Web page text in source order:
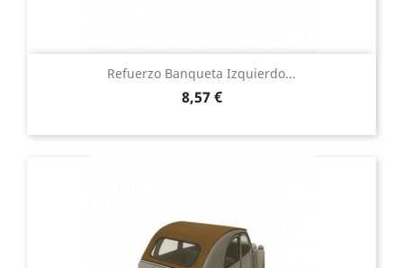
Refuerzo Banqueta Izquierdo...
Precio
8,57 €